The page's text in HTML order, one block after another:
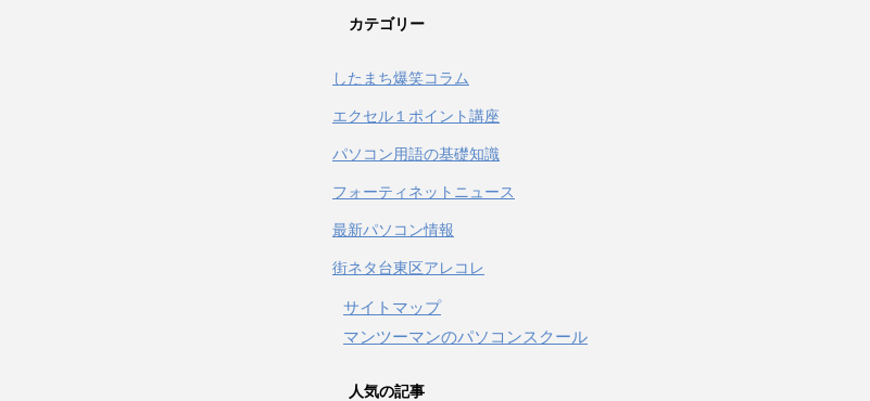
カテゴリー
したまち爆笑コラム
エクセル１ポイント講座
パソコン用語の基礎知識
フォーティネットニュース
最新パソコン情報
街ネタ台東区アレコレ
サイトマップ
マンツーマンのパソコンスクール
人気の記事